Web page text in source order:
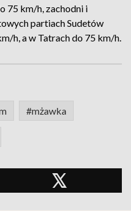
75 km/h, zachodni i
partiach Sudetów
h, a w Tatrach do 75 km/h.
#mżawka